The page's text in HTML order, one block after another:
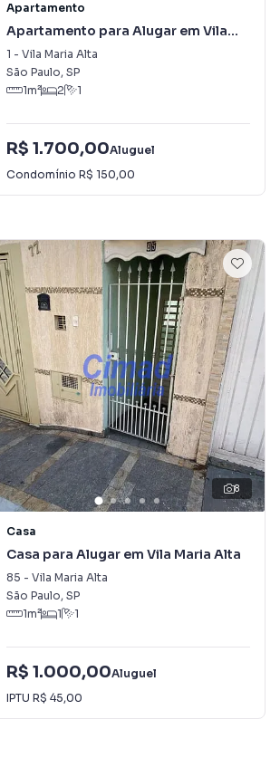
Apartamento
Apartamento para Alugar em Vila
Maria Alta
1 - Vila Maria Alta
São Paulo, SP
1m² 2 1
R$ 1.700,00Aluguel
Condomínio R$ 150,00
8
Casa
Casa para Alugar em Vila Maria Alta
85 - Vila Maria Alta
São Paulo, SP
1m² 1 1
R$ 1.000,00Aluguel
IPTU R$ 45,00